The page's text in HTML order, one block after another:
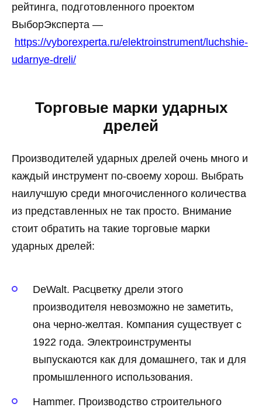
рейтинга, подготовленного проектом
ВыборЭксперта —
https://vyborexperta.ru/elektroinstrument/luchshie-
udarnye-dreli/
Торговые марки ударных
дрелей
Производителей ударных дрелей очень много и
каждый инструмент по-своему хорош. Выбрать
наилучшую среди многочисленного количества
из представленных не так просто. Внимание
стоит обратить на такие торговые марки
ударных дрелей:
DeWalt. Расцветку дрели этого
производителя невозможно не заметить,
она черно-желтая. Компания существует с
1922 года. Электроинструменты
выпускаются как для домашнего, так и для
промышленного использования.
Hammer. Производство строительного